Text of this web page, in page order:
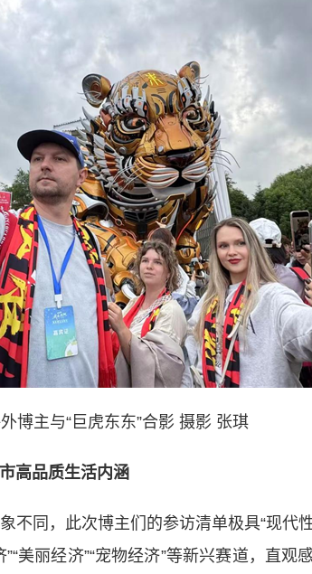
博主与“巨虎东东”合影 摄影 张琪
高品质生活内涵
同，此次博主们的参访清单极具“现代性
美丽经济”“宠物经济”等新兴赛道，直观